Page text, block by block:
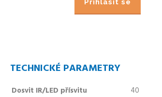
Přihlásit se
TECHNICKÉ PARAMETRY
Dosvit IR/LED přísvitu
40